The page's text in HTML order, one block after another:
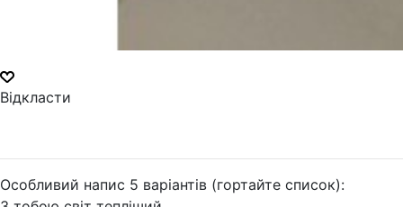
Відкласти
Особливий напис 5 варіантів (гортайте список):